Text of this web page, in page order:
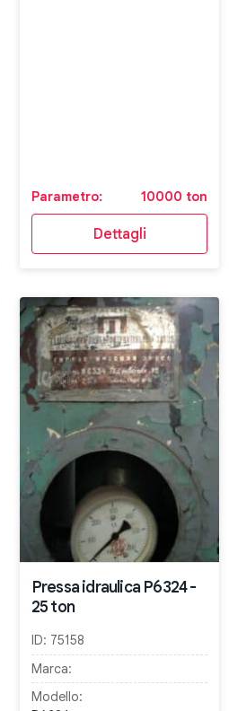
Parametro: 10000 ton
Dettagli
Pressa idraulica P6324 -
25 ton
ID: 75158
Marca:
Modello: